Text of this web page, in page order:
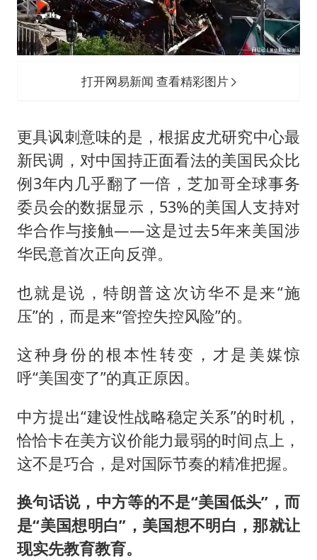
打开网易新闻 查看精彩图片
更具讽刺意味的是，根据皮尤研究中心最
新民调，对中国持正面看法的美国民众比
例3年内几乎翻了一倍，芝加哥全球事务
委员会的数据显示，53%的美国人支持对
华合作与接触——这是过去5年来美国涉
华民意首次正向反弹。
也就是说，特朗普这次访华不是来“施
压”的，而是来“管控失控风险”的。
这种身份的根本性转变，才是美媒惊
呼“美国变了”的真正原因。
中方提出“建设性战略稳定关系”的时机，
恰恰卡在美方议价能力最弱的时间点上，
这不是巧合，是对国际节奏的精准把握。
换句话说，中方等的不是“美国低头”，而
是“美国想明白”，美国想不明白，那就让
现实先教育教育。